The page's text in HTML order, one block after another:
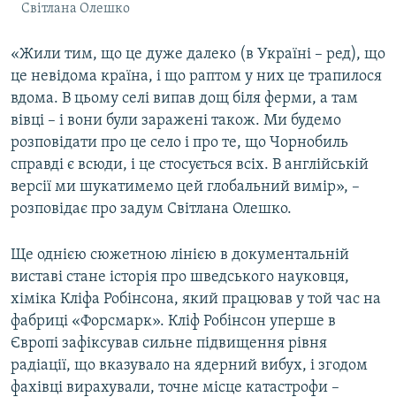
Світлана Олешко
«Жили тим, що це дуже далеко (в Україні – ред), що
це невідома країна, і що раптом у них це трапилося
вдома. В цьому селі випав дощ біля ферми, а там
вівці – і вони були заражені також. Ми будемо
розповідати про це село і про те, що Чорнобиль
справді є всюди, і це стосується всіх. В англійській
версії ми шукатимемо цей глобальний вимір», –
розповідає про задум Світлана Олешко.
Ще однією сюжетною лінією в документальній
виставі стане історія про шведського науковця,
хіміка Кліфа Робінсона, який працював у той час на
фабриці «Форсмарк». Кліф Робінсон уперше в
Європі зафіксував сильне підвищення рівня
радіації, що вказувало на ядерний вибух, і згодом
фахівці вирахували, точне місце катастрофи –